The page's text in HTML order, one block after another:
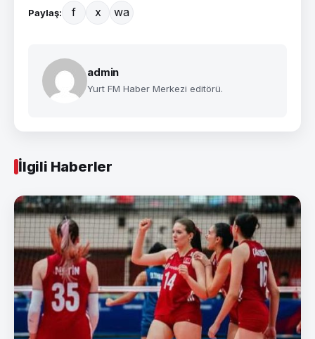
Paylaş: f x wa
admin
Yurt FM Haber Merkezi editörü.
İlgili Haberler